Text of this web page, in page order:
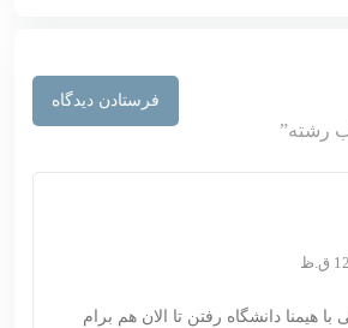
فرستادن دیدگاه
رشته”
هیمنا دانشگاه رفتن تا الان هم برام